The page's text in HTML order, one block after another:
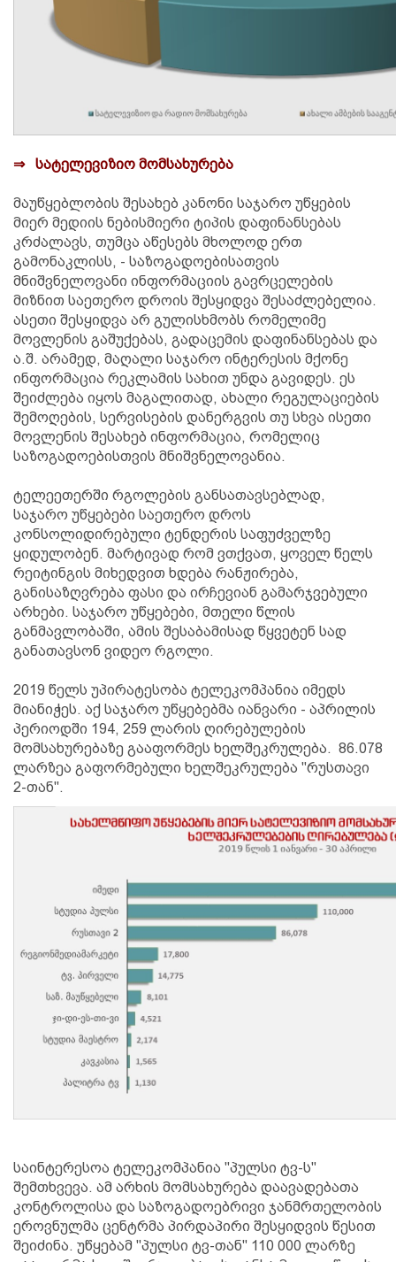
⇒ სატელევიზიო მომსახურება
მაუწყებლობის შესახებ კანონი საჯარო უწყების
მიერ მედიის ნებისმიერი ტიპის დაფინანსებას
კრძალავს, თუმცა აწესებს მხოლოდ ერთ
გამონაკლისს, - საზოგადოებისათვის
მნიშვნელოვანი ინფორმაციის გავრცელების
მიზნით საეთერო დროის შესყიდვა შესაძლებელია.
ასეთი შესყიდვა არ გულისხმობს რომელიმე
მოვლენის გაშუქებას, გადაცემის დაფინანსებას და
ა.შ. არამედ, მაღალი საჯარო ინტერესის მქონე
ინფორმაცია რეკლამის სახით უნდა გავიდეს. ეს
შეიძლება იყოს მაგალითად, ახალი რეგულაციების
შემოღების, სერვისების დანერგვის თუ სხვა ისეთი
მოვლენის შესახებ ინფორმაცია, რომელიც
საზოგადოებისთვის მნიშვნელოვანია.
ტელეეთერში რგოლების განსათავსებლად,
საჯარო უწყებები საეთერო დროს
კონსოლიდირებული ტენდერის საფუძველზე
ყიდულობენ. მარტივად რომ ვთქვათ, ყოველ წელს
რეიტინგის მიხედვით ხდება რანჟირება,
განისაზღვრება ფასი და ირჩევიან გამარჯვებული
არხები. საჯარო უწყებები, მთელი წლის
განმავლობაში, ამის შესაბამისად წყვეტენ სად
განათავსონ ვიდეო რგოლი.
2019 წელს უპირატესობა ტელეკომპანია იმედს
მიანიჭეს. აქ საჯარო უწყებებმა იანვარი - აპრილის
პერიოდში 194, 259 ლარის ღირებულების
მომსახურებაზე გააფორმეს ხელშეკრულება. 86.078
ლარზეა გაფორმებული ხელშეკრულება "რუსთავი
2-თან".
საინტერესოა ტელეკომპანია "პულსი ტვ-ს"
შემთხვევა. ამ არხის მომსახურება დაავადებათა
კონტროლისა და საზოგადოებრივი ჯანმრთელობის
ეროვნულმა ცენტრმა პირდაპირი შესყიდვის წესით
შეიძინა. უწყებამ "პულსი ტვ-თან" 110 000 ლარზე